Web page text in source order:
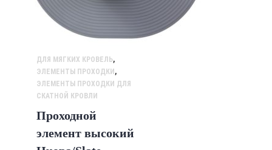
ДЛЯ МЯГКИХ КРОВЕЛЬ,
ЭЛЕМЕНТЫ ПРОХОДКИ ,
ЭЛЕМЕНТЫ ПРОХОДКИ ДЛЯ
СКАТНОЙ КРОВЛИ
Проходной
элемент высокий